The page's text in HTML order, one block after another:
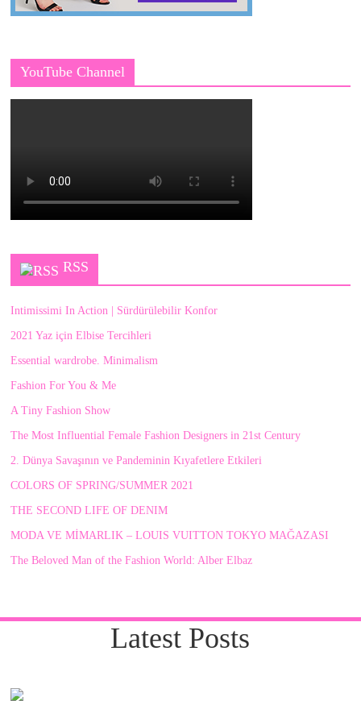
YouTube Channel
RSS
Intimissimi In Action | Sürdürülebilir Konfor
2021 Yaz için Elbise Tercihleri
Essential wardrobe. Minimalism
Fashion For You & Me
A Tiny Fashion Show
The Most Influential Female Fashion Designers in 21st Century
2. Dünya Savaşının ve Pandeminin Kıyafetlere Etkileri
COLORS OF SPRING/SUMMER 2021
THE SECOND LIFE OF DENIM
MODA VE MİMARLIK – LOUIS VUITTON TOKYO MAĞAZASI
The Beloved Man of the Fashion World: Alber Elbaz
Latest Posts